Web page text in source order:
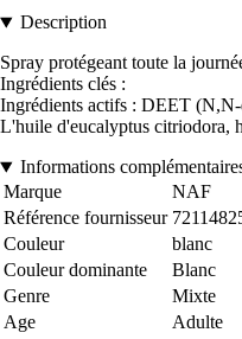
Description
Spray protégeant toute la
Ingrédients clés :
Ingrédients actifs : DEET
L'huile d'eucalyptus citriodora,
Informations
Marque
NAF
Référence fournisseur
Couleur
blanc
Couleur dominante
Blanc
Genre
Mixte
Age
Adulte